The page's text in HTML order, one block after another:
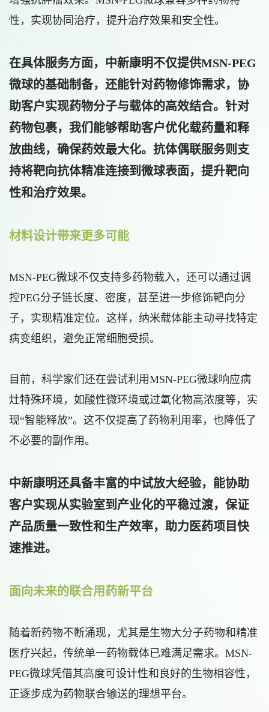
性，实现协同治疗，提升治疗效果和安全性。
在具体服务方面，中新康明不仅提供MSN-PEG
微球的基础制备，还能针对药物修饰需求，协
助客户实现药物分子与载体的高效结合。针对
药物包裹，我们能够帮助客户优化载药量和释
放曲线，确保药效最大化。抗体偶联服务则支
持将靶向抗体精准连接到微球表面，提升靶向
性和治疗效果。
材料设计带来更多可能
MSN-PEG微球不仅支持多药物载入，还可以通过调
控PEG分子链长度、密度，甚至进一步修饰靶向分
子，实现精准定位。这样，纳米载体能主动寻找特定
病变组织，避免正常细胞受损。
目前，科学家们还在尝试利用MSN-PEG微球响应病
灶特殊环境，如酸性微环境或过氧化物高浓度等，实
现“智能释放”。这不仅提高了药物利用率，也降低了
不必要的副作用。
中新康明还具备丰富的中试放大经验，能协助
客户实现从实验室到产业化的平稳过渡，保证
产品质量一致性和生产效率，助力医药项目快
速推进。
面向未来的联合用药新平台
随着新药物不断涌现，尤其是生物大分子药物和精准
医疗兴起，传统单一药物载体已难满足需求。MSN-
PEG微球凭借其高度可设计性和良好的生物相容性，
正逐步成为药物联合输送的理想平台。